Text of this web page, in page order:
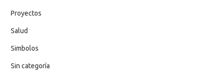
Proyectos
Salud
Simbolos
Sin categoría